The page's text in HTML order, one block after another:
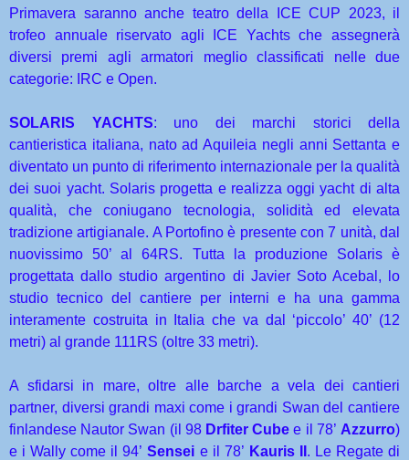
Primavera saranno anche teatro della ICE CUP 2023, il
trofeo annuale riservato agli ICE Yachts che assegnerà
diversi premi agli armatori meglio classificati nelle due
categorie: IRC e Open.
SOLARIS YACHTS: uno dei marchi storici della
cantieristica italiana, nato ad Aquileia negli anni Settanta e
diventato un punto di riferimento internazionale per la qualità
dei suoi yacht. Solaris progetta e realizza oggi yacht di alta
qualità, che coniugano tecnologia, solidità ed elevata
tradizione artigianale. A Portofino è presente con 7 unità, dal
nuovissimo 50’ al 64RS. Tutta la produzione Solaris è
progettata dallo studio argentino di Javier Soto Acebal, lo
studio tecnico del cantiere per interni e ha una gamma
interamente costruita in Italia che va dal ‘piccolo’ 40’ (12
metri) al grande 111RS (oltre 33 metri).
A sfidarsi in mare, oltre alle barche a vela dei cantieri
partner, diversi grandi maxi come i grandi Swan del cantiere
finlandese Nautor Swan (il 98 Drfiter Cube e il 78’ Azzurro)
e i Wally come il 94’Sensei e il 78’ Kauris II . Le Regate di